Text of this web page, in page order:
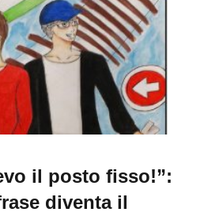
il posto fisso!”:
diventa il